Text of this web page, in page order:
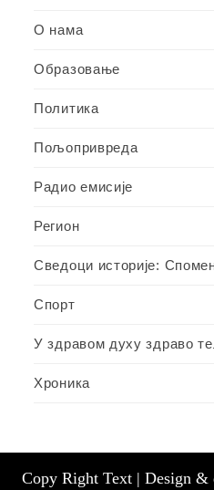
О нама
Образовање
Политика
Пољопривреда
Радио емисије
Регион
Сведоци историје:
Спорт
У здравом духу здраво
Хроника
Copy Right Text | Design &